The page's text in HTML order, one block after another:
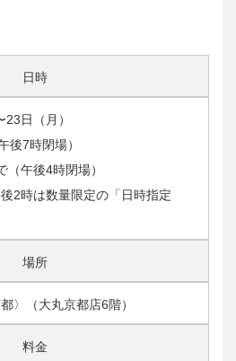
日時
日（月）
後7時閉場）
午後4時閉場）
2時は数量限定の「日時指定
場所
〉（大丸京都店6階）
料金